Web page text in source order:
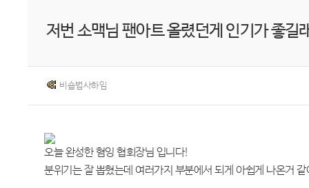
저번 소맥님 팬아트 올렸던게 인기가 좋길
비숍법사하임
오늘 완성한 혐잉 협회장님 입니다!
분위기는 잘 뽑혔는데 여러가지 부분에서 되게 아쉽게 나온거